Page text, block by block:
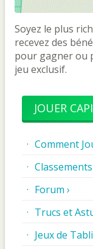
Langue
Soyez le plus
recevez des
pour gagner ou
jeu exclusif.
JOUER
Comment
Classements
Forum ›
Trucs et
Jeux de